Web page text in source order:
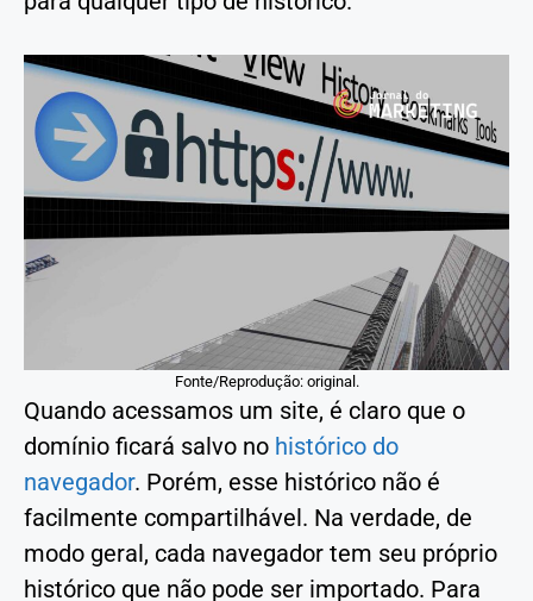
Fonte/Reprodução: original.
Quando acessamos um site, é claro que o
domínio ficará salvo no histórico do
navegador. Porém, esse histórico não é
facilmente compartilhável. Na verdade, de
modo geral, cada navegador tem seu próprio
histórico que não pode ser importado. Para